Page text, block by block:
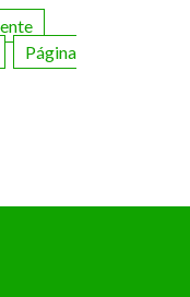
Página